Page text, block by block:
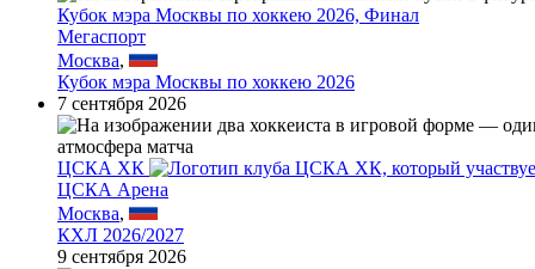
Кубок мэра Москвы по хоккею 2026, Финал
Мегаспорт
Москва,
Кубок мэра Москвы по хоккею 2026
7 сентября 2026
ЦСКА ХК
ЦСКА Арена
Москва,
КХЛ 2026/2027
9 сентября 2026